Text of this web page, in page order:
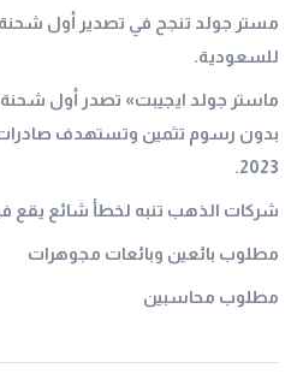
مستر جولد تنجح في تصدير أول
للسعودية.
ماستر جولد ايجيبت» تصدر أول
2023.
شركات الذهب تنبه لخطأ شائع يقع
مطلوب بائعين وبائعات مجوهرات
مطلوب محاسبين